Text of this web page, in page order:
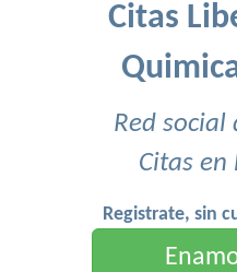
Citas
Red social
Citas
Registrate, sin